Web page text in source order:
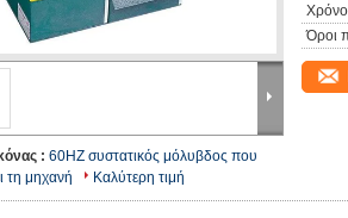
: 60HZ συστατικός μόλυβδος που
τη μηχανή
Καλύτερη τιμή
Όροι